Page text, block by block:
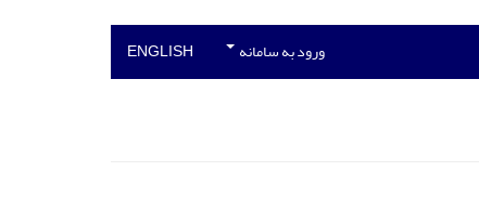
ورود به سامانه ENGLISH